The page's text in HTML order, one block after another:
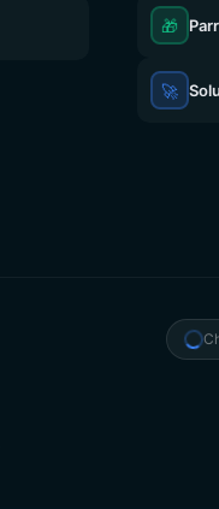
🎁
🚀